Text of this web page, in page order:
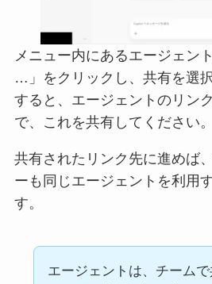
メニュー内にあるエージェン
…」をクリックし、共有を選
すると、エージェントのリン
で、これを共有してください。
共有されたリンク先に進めば
ーも同じエージェントを利用
す。
エージェントは、チーム